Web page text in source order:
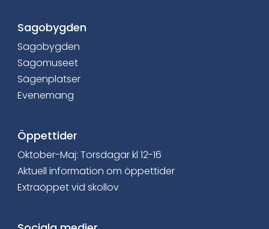
b
o
o
k
Sagobygden
Sagobygden
Sagomuseet
Sägenplatser
Evenemang
Öppettider
Oktober-Maj: Torsdagar kl 12-16
Aktuell information om öppettider
Extraöppet vid skollov